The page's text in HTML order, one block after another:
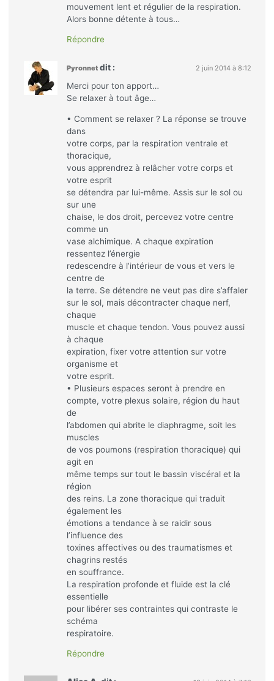
mouvement lent et régulier de la respiration.
Alors bonne détente à tous…
Répondre
Pyronnet dit : 2 juin 2014 à 8:12
Merci pour ton apport…
Se relaxer à tout âge…
• Comment se relaxer ? La réponse se trouve
dans
votre corps, par la respiration ventrale et
thoracique,
vous apprendrez à relâcher votre corps et
votre esprit
se détendra par lui-même. Assis sur le sol ou
sur une
chaise, le dos droit, percevez votre centre
comme un
vase alchimique. A chaque expiration
ressentez l’énergie
redescendre à l’intérieur de vous et vers le
centre de
la terre. Se détendre ne veut pas dire s’affaler
sur le sol, mais décontracter chaque nerf,
chaque
muscle et chaque tendon. Vous pouvez aussi
à chaque
expiration, fixer votre attention sur votre
organisme et
votre esprit.
• Plusieurs espaces seront à prendre en
compte, votre plexus solaire, région du haut
de
l’abdomen qui abrite le diaphragme, soit les
muscles
de vos poumons (respiration thoracique) qui
agit en
même temps sur tout le bassin viscéral et la
région
des reins. La zone thoracique qui traduit
également les
émotions a tendance à se raidir sous
l’influence des
toxines affectives ou des traumatismes et
chagrins restés
en souffrance.
La respiration profonde et fluide est la clé
essentielle
pour libérer ses contraintes qui contraste le
schéma
respiratoire.
Répondre